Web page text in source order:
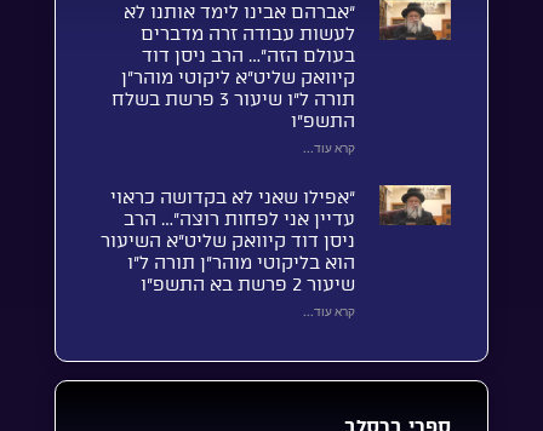
“אברהם אבינו לימד אותנו לא
לעשות עבודה זרה מדברים
בעולם הזה”… הרב ניסן דוד
קיוואק שליט”א ליקוטי מוהר”ן
תורה ל”ו שיעור 3 פרשת בשלח
התשפ”ו
קרא עוד...
“אפילו שאני לא בקדושה כראוי
עדיין אני לפחות רוצה”… הרב
ניסן דוד קיוואק שליט”א השיעור
הוא בליקוטי מוהר”ן תורה ל”ו
שיעור 2 פרשת בא התשפ”ו
קרא עוד...